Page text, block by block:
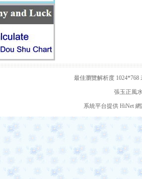
最佳瀏覽解析度
張玉正風
系統平台提供 HiNet